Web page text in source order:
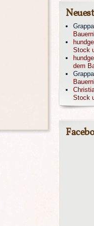
Grappa
Stock
dem
Grappa
Stock